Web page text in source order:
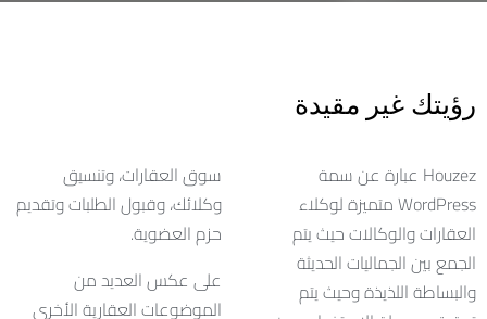
رؤيتك غير مقيدة
Houzez عبارة عن سمة
WordPress متميزة لوكلاء
العقارات والوكالات حيث يتم
الجمع بين الجماليات الحديثة
والبساطة اللذيذة وحيث يتم
سوق العقارات، وتنسيق
وكلائك، وقبول الطلبات وتقديم
حزم العضوية.
على عكس العديد من
الموضوعات العقارية الأخرى